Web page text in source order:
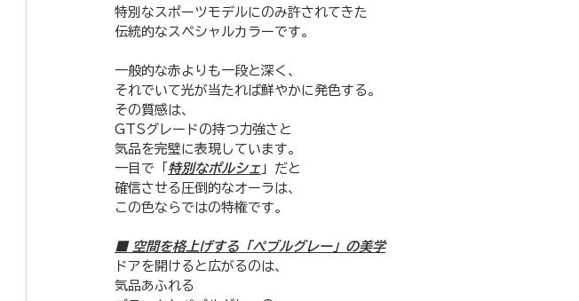
特別なスポーツモデルにのみ許されてきた
伝統的なスペシャルカラーです。
一般的な赤よりも一段と深く、
それでいて光が当たれば鮮やかに発色する。
その質感は、
GTSグレードの持つ力強さと
気品を完璧に表現しています。
一目で「特別なポルシェ 」だと
確信させる圧倒的なオーラは、
この色ならではの特権です。
■ 空間を格上げする「ペブルグレー」の美学
​ドアを開けると広がるのは、
気品あふれる